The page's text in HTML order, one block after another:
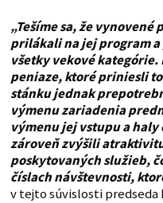
„Tešíme sa, že
prilákali na jej program
všetky vekové
peniaze, ktoré priniesli
stánku jednak
výmenu zariadenia
výmenu jej vstupu a
zároveň zvýšili
poskytovaných služieb,
číslach návštevnosti,
v tejto súvislosti predseda